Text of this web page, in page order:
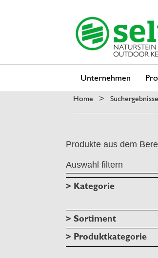
Unternehmen
Home >
Produkte aus dem
Auswahl filtern
> Kategorie
> Sortiment
> Produktkategorie